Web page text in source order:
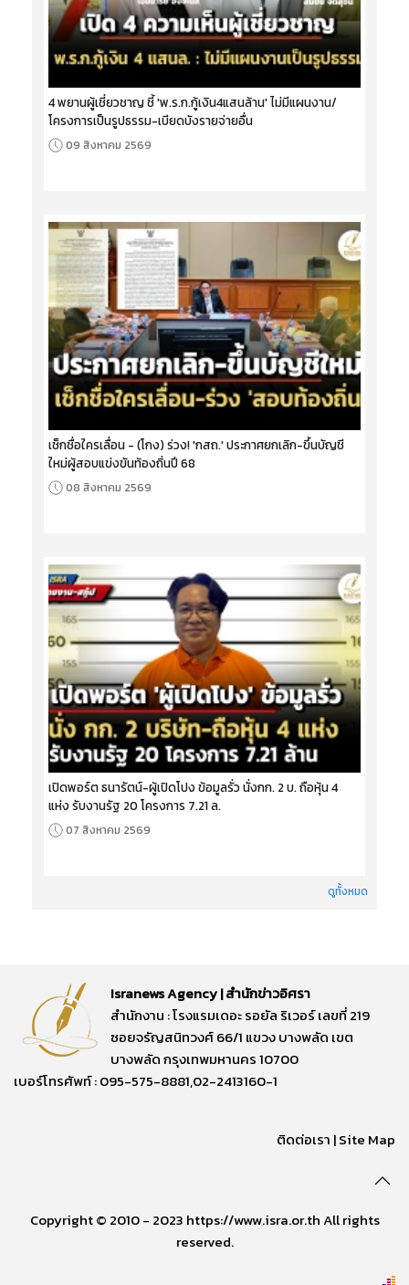
4 พยานผู้เชี่ยวชาญ ชี้ 'พ.ร.ก.กู้เงิน4แสนล้าน' ไม่มีแผนงาน/
โครงการเป็นรูปธรรม-เบียดบังรายจ่ายอื่น
09 สิงหาคม 2569
เช็กชื่อใครเลื่อน - (โกง) ร่วง! 'กสถ.' ประกาศยกเลิก-ขึ้นบัญชี
ใหม่ผู้สอบแข่งขันท้องถิ่นปี 68
08 สิงหาคม 2569
เปิดพอร์ต ธนารัตน์-ผู้เปิดโปง ข้อมูลรั่ว นั่งกก. 2 บ. ถือหุ้น 4
แห่ง รับงานรัฐ 20 โครงการ 7.21 ล.
07 สิงหาคม 2569
ดูทั้งหมด
Isranews Agency | สำนักข่าวอิศรา
สำนักงาน : โรงแรมเดอะ รอยัล ริเวอร์ เลขที่ 219
ซอยจรัญสนิทวงศ์ 66/1 แขวง บางพลัด เขต
บางพลัด กรุงเทพมหานคร 10700
เบอร์โทรศัพท์ : 095-575-8881,02-2413160-1
ติดต่อเรา |Site Map
Copyright © 2010 - 2023 https://www.isra.or.th All rights
reserved.